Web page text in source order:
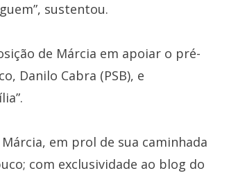
sustentou.
de Márcia em apoiar o pré-
Danilo Cabra (PSB), e
em prol de sua caminhada
com exclusividade ao blog do